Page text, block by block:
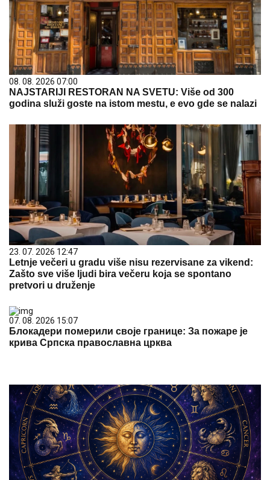
08. 08. 2026 07:00
NAJSTARIJI RESTORAN NA SVETU: Više od 300
godina služi goste na istom mestu, e evo gde se nalazi
23. 07. 2026 12:47
Letnje večeri u gradu više nisu rezervisane za vikend:
Zašto sve više ljudi bira večeru koja se spontano
pretvori u druženje
07. 08. 2026 15:07
Блокадери померили своје границе: За пожаре је
крива Српска православна црква